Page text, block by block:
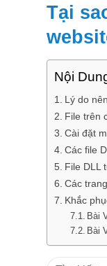
Tại
Nội
Lý do
File trên
Cài đặt
Các file
File DLL
Các
Khắc
Bài
Bài
Tìm